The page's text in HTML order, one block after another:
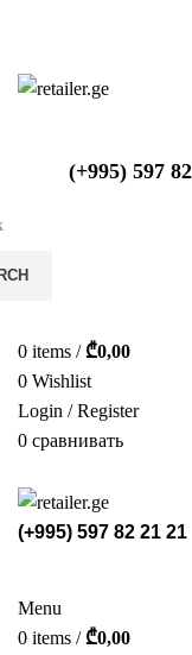
(+995) 597
0 items / ₾0,00
0 Wishlist
Login / Register
0 сравнивать
(+995) 597 82 21 21
Menu
0 items / ₾0,00